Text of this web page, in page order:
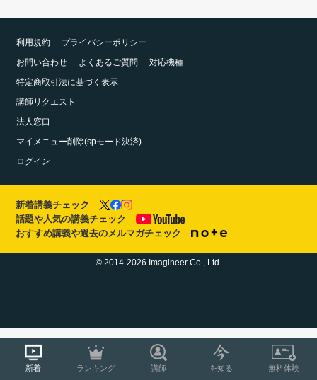
利用規約
プライバシーポリシー
お問い合わせ
よくあるご質問
対応機種
特定商取引法に基づく表示
講師リクエスト
法人窓口
マイメニュー削除(spモード決済)
ログイン
新着講義チェック
話題や人気の講義チェック
おすすめ講義や過去のメルマガチェック
© 2014-2026 Imagineer Co., Ltd.
新着 ランキング 講師 を知る 無料体験